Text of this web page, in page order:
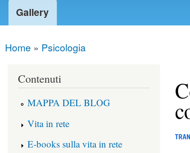
Gallery
You are here
Home » Psicologia
Contenuti
MAPPA DEL BLOG
Vita in rete
E-books sulla vita in rete